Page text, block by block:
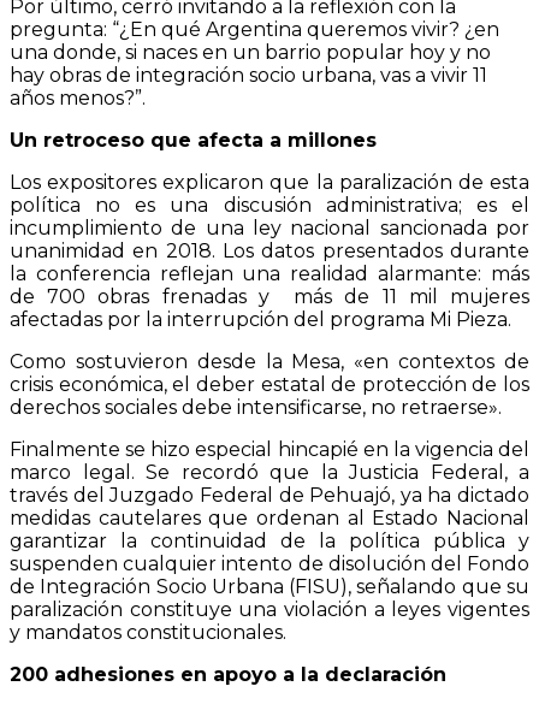
Por último, cerró invitando a la reflexión con la
pregunta: “¿En qué Argentina queremos vivir? ¿en
una donde, si naces en un barrio popular hoy y no
hay obras de integración socio urbana, vas a vivir 11
años menos?”.
Un retroceso que afecta a millones
Los expositores explicaron que la paralización de esta
política no es una discusión administrativa; es el
incumplimiento de una ley nacional sancionada por
unanimidad en 2018. Los datos presentados durante
la conferencia reflejan una realidad alarmante: más
de 700 obras frenadas y más de 11 mil mujeres
afectadas por la interrupción del programa Mi Pieza.
Como sostuvieron desde la Mesa, «en contextos de
crisis económica, el deber estatal de protección de los
derechos sociales debe intensificarse, no retraerse».
Finalmente se hizo especial hincapié en la vigencia del
marco legal. Se recordó que la Justicia Federal, a
través del Juzgado Federal de Pehuajó, ya ha dictado
medidas cautelares que ordenan al Estado Nacional
garantizar la continuidad de la política pública y
suspenden cualquier intento de disolución del Fondo
de Integración Socio Urbana (FISU), señalando que su
paralización constituye una violación a leyes vigentes
y mandatos constitucionales.
200 adhesiones en apoyo a la declaración